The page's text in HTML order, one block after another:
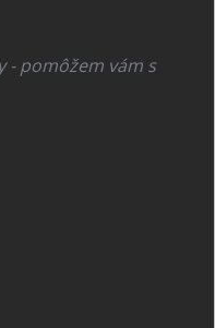
- pomôžem vám s